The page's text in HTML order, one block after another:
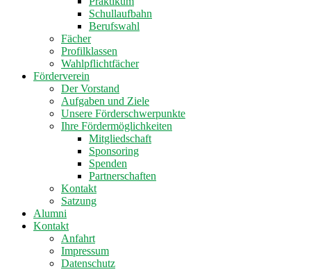
Schullaufbahn
Berufswahl
Fächer
Profilklassen
Wahlpflichtfächer
Förderverein
Der Vorstand
Aufgaben und Ziele
Unsere Förderschwerpunkte
Ihre Fördermöglichkeiten
Mitgliedschaft
Sponsoring
Spenden
Partnerschaften
Kontakt
Satzung
Alumni
Kontakt
Anfahrt
Impressum
Datenschutz